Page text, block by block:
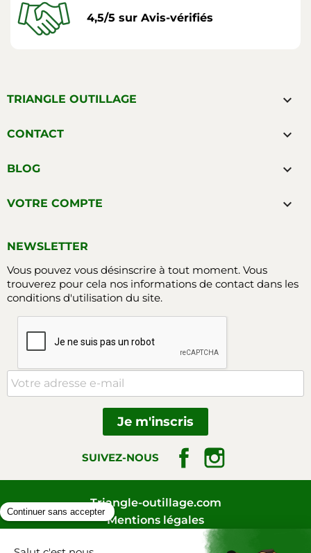
4,5/5 sur Avis-vérifiés
TRIANGLE OUTILLAGE 
CONTACT 
BLOG 
VOTRE COMPTE 
NEWSLETTER
Vous pouvez vous désinscrire à tout moment. Vous
trouverez pour cela nos informations de contact dans les
conditions d'utilisation du site.
SUIVEZ-NOUS Facebook
Triangle-outillage.com
Mentions légales
Conditions générales de vente